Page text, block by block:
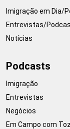
Imigração em Dia/
Entrevistas/
Notícias
Podcasts
Imigração
Entrevistas
Negócios
Em Campo com